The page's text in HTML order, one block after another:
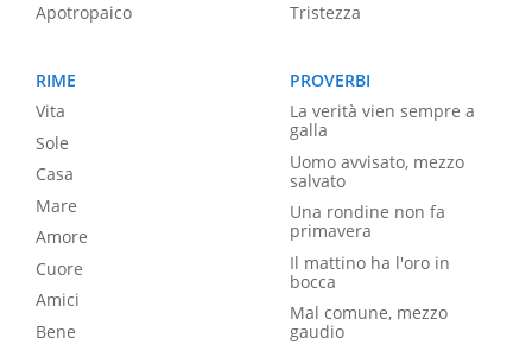
Apotropaico
Tristezza
RIME
Vita
Sole
Casa
Mare
Amore
Cuore
Amici
Bene
PROVERBI
La verità vien sempre a
galla
Uomo avvisato, mezzo
salvato
Una rondine non fa
primavera
Il mattino ha l'oro in
bocca
Mal comune, mezzo
gaudio